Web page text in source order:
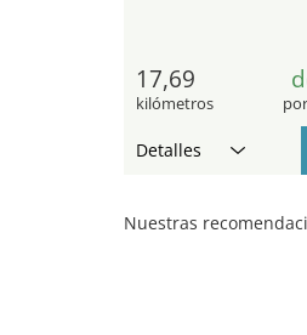
17,69
kilómetros
Detalles
Nuestras